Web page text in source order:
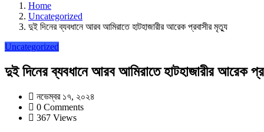
Home
Uncategorized
দুই দিনের ব্যবধানে আরব আমিরাতে হাটহাজারীর আরেক প্রবাসীর মৃত্যু
Uncategorized
দুই দিনের ব্যবধানে আরব আমিরাতে হাটহাজারীর আরেক
নভেম্বর ১৭, ২০২৪
0 Comments
367 Views